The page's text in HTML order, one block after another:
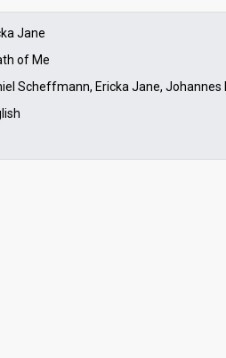
Jane
of Me
Scheffmann, Ericka Jane,